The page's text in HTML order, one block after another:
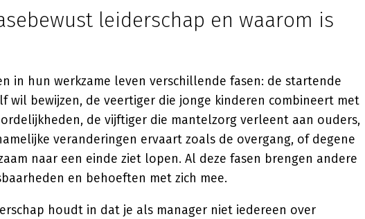
leiderschap en waarom is
in hun werkzame leven verschillende fasen: de startende
wil bewijzen, de veertiger die jonge kinderen combineert met
de vijftiger die mantelzorg verleent aan ouders,
veranderingen ervaart zoals de overgang, of degene
naar een einde ziet lopen. Al deze fasen brengen andere
en behoeften met zich mee.
houdt in dat je als manager niet iedereen over